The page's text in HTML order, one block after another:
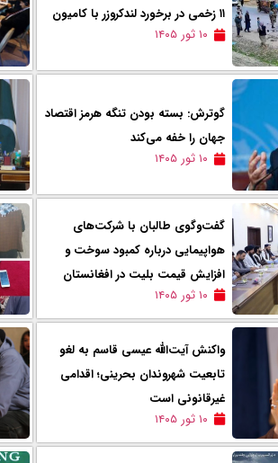
۱۱ زخمی در برخورد لندکروزر با کامیون
۱۰ ثور ۱۴۰۵
گوترش: بسته بودن تنگه هرمز اقتصاد
جهان را خفه می‌کند
۱۰ ثور ۱۴۰۵
گفت‌وگوی طالبان با شرکت‌های
هواپیمایی درباره کمبود سوخت و
افزایش قیمت بلیت در افغانستان
۱۰ ثور ۱۴۰۵
واکنش آیت‌الله عیسی قاسم به لغو
تابعیت شهروندان بحرینی؛ اقدامی
غیرقانونی است
۱۰ ثور ۱۴۰۵